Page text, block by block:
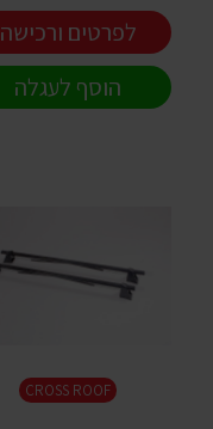
לפרטים ורכישה
הוסף לעגלה
CROSS ROOF